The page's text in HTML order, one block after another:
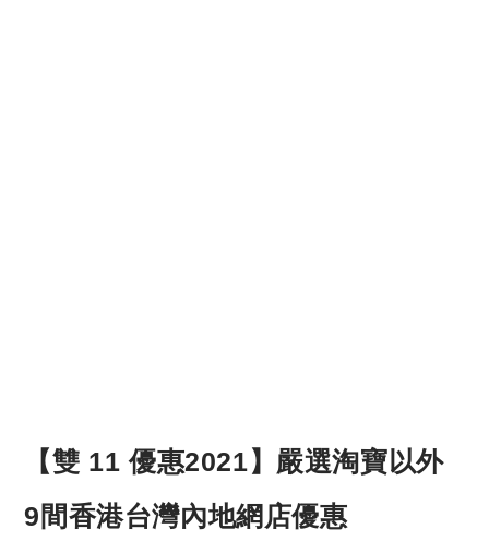
【雙 11 優惠2021】嚴選淘寶以外
9間香港台灣內地網店優惠